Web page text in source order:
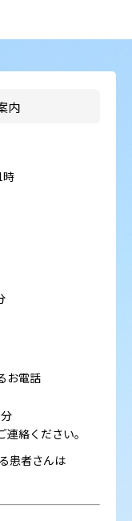
内
時
お電話
絡ください。
患者さんは